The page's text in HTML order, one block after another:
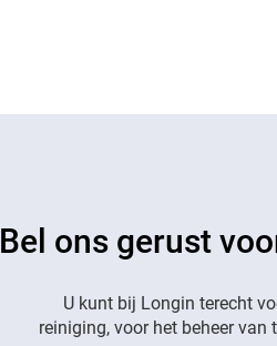
Bel ons gerust
U kunt bij Longin terecht
reiniging, voor het beheer